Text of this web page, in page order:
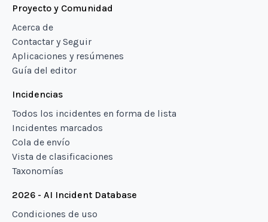
Proyecto y Comunidad
Acerca de
Contactar y Seguir
Aplicaciones y resúmenes
Guía del editor
Incidencias
Todos los incidentes en forma de lista
Incidentes marcados
Cola de envío
Vista de clasificaciones
Taxonomías
2026 - AI Incident Database
Condiciones de uso